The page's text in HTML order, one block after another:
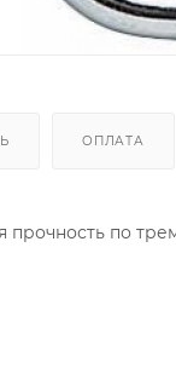
ОПЛАТА
по